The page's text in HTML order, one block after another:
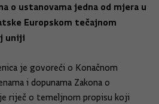
o ustanovama jedna od mjera u
Europskom tečajnom
uniji​
je govoreći o Konačnom
i dopunama Zakona o
riječ o temeljnom propisu koji